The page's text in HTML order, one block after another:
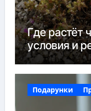
Где растёт
условия и
Подарунки